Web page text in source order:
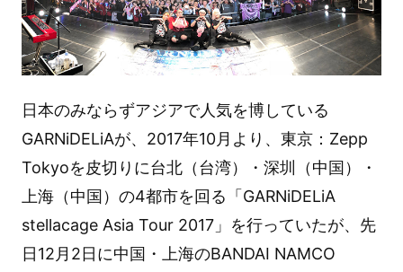
日本のみならずアジアで人気を博している
GARNiDELiAが、2017年10月より、東京：Zepp
Tokyoを皮切りに台北（台湾）・深圳（中国）・
上海（中国）の4都市を回る「GARNiDELiA
stellacage Asia Tour 2017」を行っていたが、先
日12月2日に中国・上海のBANDAI NAMCO